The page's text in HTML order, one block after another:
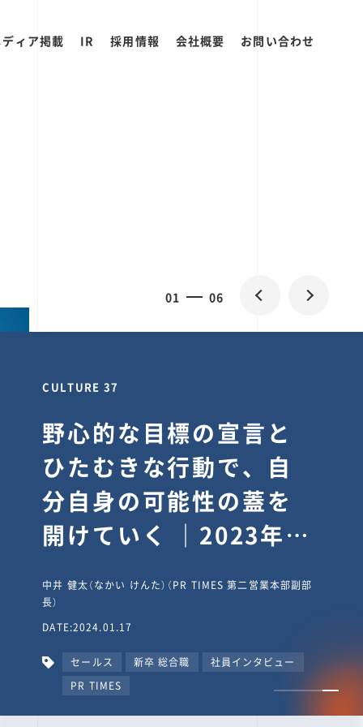
ィア掲載 IR 採用情報 会社概要 お問い合わせ
0 06
CULTURE 30
逆境では自分のスタン
スを変え“予想を裏切
り、期待を超える”【真
輔塾・前編】
山田真輔（やまだ しんすけ）（執行役員 兼 Jooto事業部
長）
DATE:2023.09.08
カルチャー CxO キャリア入社 Jooto